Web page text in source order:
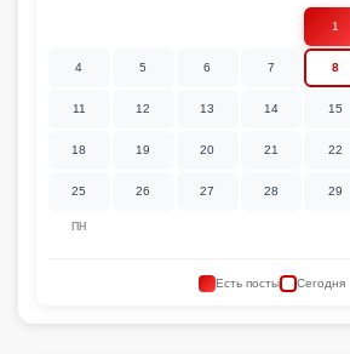
ПН
1
4 5 6 7 8
11 12 13 14 15
18 19 20 21 22
25 26 27 28 29
Есть посты Сегодня